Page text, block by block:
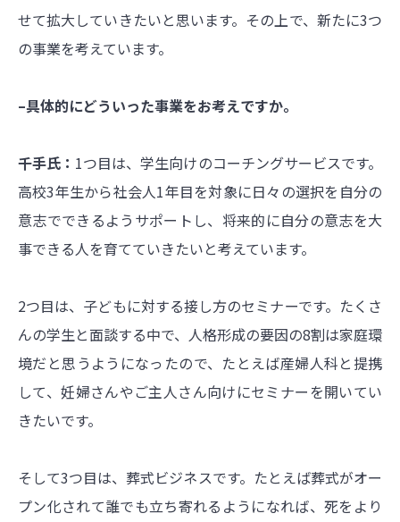
せて拡大していきたいと思います。その上で、新たに3つ
の事業を考えています。
–具体的にどういった事業をお考えですか。
千手氏： 1つ目は、学生向けのコーチングサービスです。
高校3年生から社会人1年目を対象に日々の選択を自分の
意志でできるようサポートし、将来的に自分の意志を大
事できる人を育てていきたいと考えています。
2つ目は、子どもに対する接し方のセミナーです。たくさ
んの学生と面談する中で、人格形成の要因の8割は家庭環
境だと思うようになったので、たとえば産婦人科と提携
して、妊婦さんやご主人さん向けにセミナーを開いてい
きたいです。
そして3つ目は、葬式ビジネスです。たとえば葬式がオー
プン化されて誰でも立ち寄れるようになれば、死をより